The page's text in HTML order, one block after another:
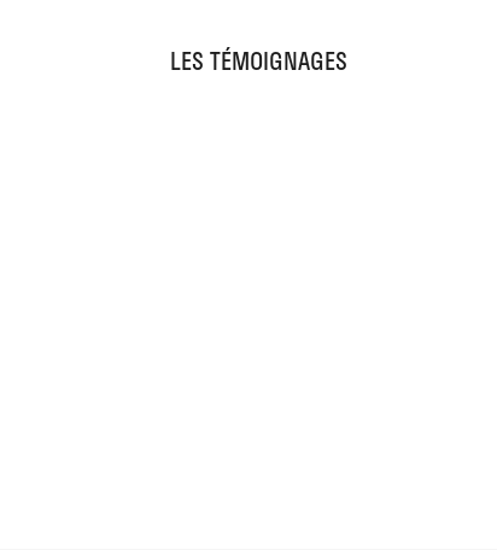
LES TÉMOIGNAGES